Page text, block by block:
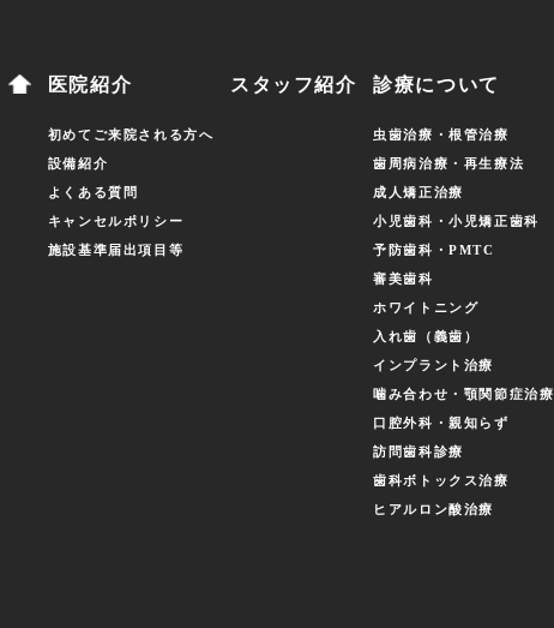
医院紹介
初めてご来院される方へ
設備紹介
よくある質問
キャンセルポリシー
施設基準届出項目等
スタッフ紹介 診療について
虫歯治療・根管治療
歯周病治療・再生療法
成人矯正治療
小児歯科・小児矯正歯科
予防歯科・PMTC
審美歯科
ホワイトニング
入れ歯（義歯）
インプラント治療
噛み合わせ・顎関節症治療
口腔外科・親知らず
訪問歯科診療
歯科ボトックス治療
ヒアルロン酸治療